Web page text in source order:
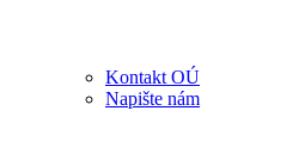
Kontakt OÚ
Napište nám